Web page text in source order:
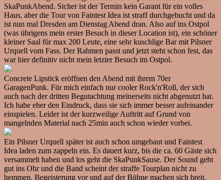
SkaPunkAbend. Sicher ist der Termin kein Garant für ein volles
Haus, aber die Tour von Faintest Idea ist straff durchgebucht und da
ist nun mal Dresden am Dienstag Abend dran. Also auf ins Ostpol
(was übrigens mein erster Besuch in dieser Location ist), ein schöner
kleiner Saal für max 200 Leute, eine sehr kuschlige Bar mit Pilsner
Urquell vom Fass. Der Rahmen passt und jetzt steht schon fest, das
war hier definitiv nicht mein letzter Besuch im Ostpol.
Concrete Lipstick eröffnen den Abend mit ihrem 70er
GaragenPunk. Für mich einfach nur cooler Rock'n'Roll, der sich
auch nach der dritten Begutachtung meinerseits nicht abgenutzt hat.
Ich habe eher den Eindruck, dass sie sich immer besser aufeinander
einspielen. Leider ist der kurzweilige Auftritt auf Grund von
mangelnden Material nach 25min auch schon wieder vorbei.
Ein Pilsner Urquell später ist auch schon umgebaut und Faintest
Idea laden zum zappeln ein. Es dauert kurz, bis die ca. 60 Gäste sich
versammelt haben und los geht die SkaPunkSause. Der Sound geht
gut ins Ohr und die Band scheint der straffe Tourplan nicht zu
hemmen. Begeisterung vor und auf der Bühne machen sich breit.